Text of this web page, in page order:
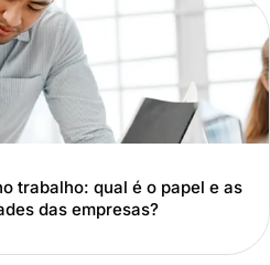
trabalho: qual é o papel e as
das empresas?